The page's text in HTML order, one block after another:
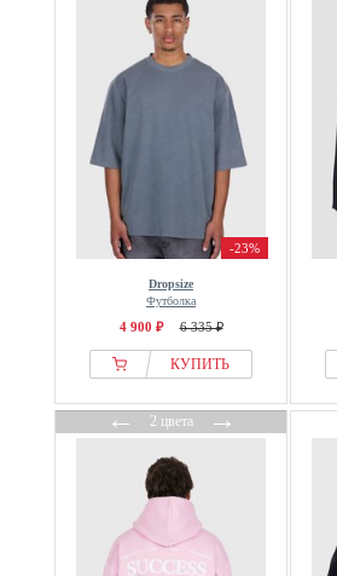
-23%
Dropsize
Футболка
4 900 ₽ 6 335 ₽
КУПИТЬ
←2 цвета→